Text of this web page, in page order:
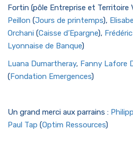
Fortin (pôle Entreprise et Territoire
Peillon (Jours de printemps),
Orchani (Caisse d’Epargne),
Lyonnaise de Banque)
Luana Dumartheray, Fanny Lafore
(Fondation Emergences)
Un grand merci aux parrains :
Paul Tap (Optim Ressources)